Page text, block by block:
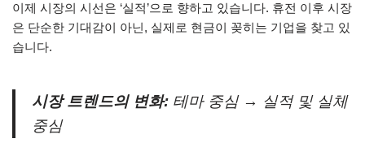
이제 시장의 시선은 ‘실적’으로 향하고 있습니다. 휴전 이후 시장
은 단순한 기대감이 아닌, 실제로 현금이 꽂히는 기업을 찾고 있
습니다.
시장 트렌드의 변화: 테마 중심 → 실적 및 실체
중심